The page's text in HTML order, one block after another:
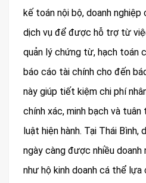
kế toán nội bộ, doanh
dịch vụ để được hỗ trợ từ
quản lý chứng từ, hạch toán
báo cáo tài chính cho đến
này giúp tiết kiệm chi phí
chính xác, minh bạch và
luật hiện hành. Tại Thái
ngày càng được nhiều doanh
như hộ kinh doanh cá thể